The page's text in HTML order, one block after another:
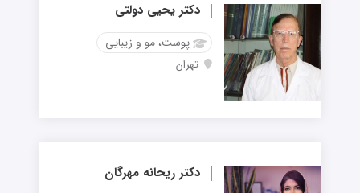
دکتر یحیی دولتی
پوست، مو و زیبایی
تهران
دکتر ریحانه مهرگان